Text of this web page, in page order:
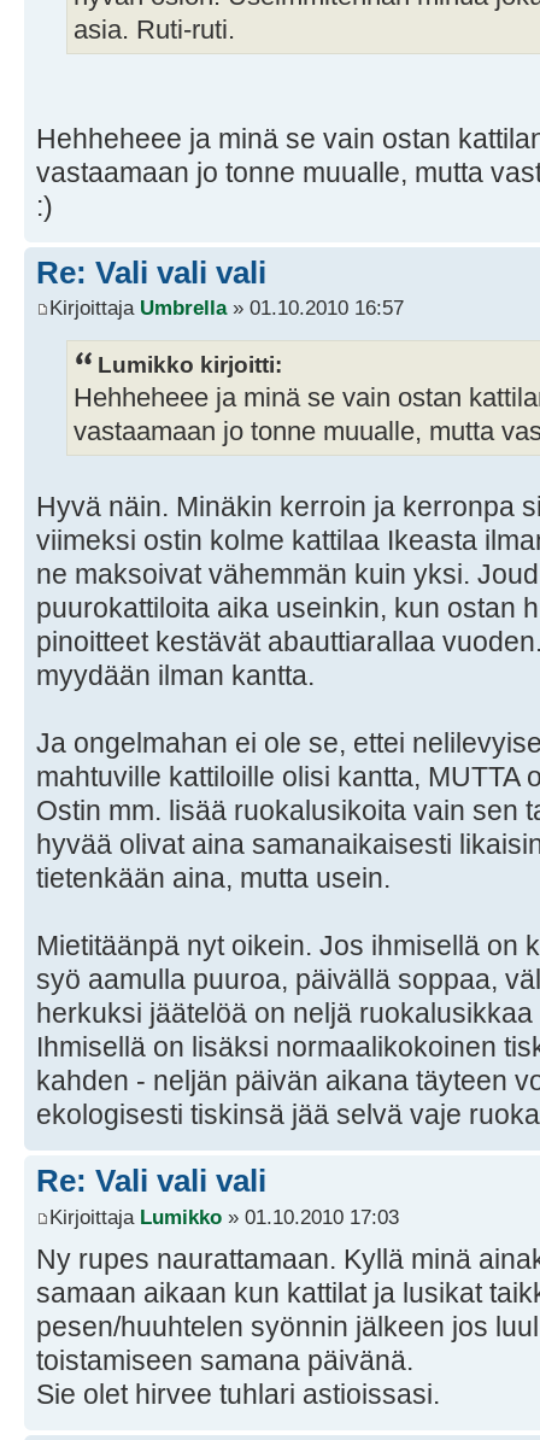
asia. Ruti-ruti.
Hehheheee ja minä se vain ostan
vastaamaan jo tonne muualle, mutta
:)
Re: Vali vali vali
Kirjoittaja Umbrella» 01.10.2010 16:57
Lumikko kirjoitti:
Hehheheee ja minä se vain ostan
vastaamaan jo tonne muualle, mutta
Hyvä näin. Minäkin kerroin ja kerronpa
viimeksi ostin kolme kattilaa Ikeasta
ne maksoivat vähemmän kuin yksi.
puurokattiloita aika useinkin, kun ostan
pinoitteet kestävät abauttiarallaa
myydään ilman kantta.
Ja ongelmahan ei ole se, ettei
mahtuville kattiloille olisi kantta, MUTTA
Ostin mm. lisää ruokalusikoita vain sen
hyvää olivat aina samanaikaisesti
tietenkään aina, mutta usein.
Mietitäänpä nyt oikein. Jos ihmisellä on
syö aamulla puuroa, päivällä soppaa,
herkuksi jäätelöä on neljä
Ihmisellä on lisäksi normaalikokoinen
kahden - neljän päivän aikana täyteen
ekologisesti tiskinsä jää selvä vaje
Re: Vali vali vali
Kirjoittaja Lumikko » 01.10.2010 17:03
Ny rupes naurattamaan. Kyllä minä
samaan aikaan kun kattilat ja lusikat
pesen/huuhtelen syönnin jälkeen jos
toistamiseen samana päivänä.
Sie olet hirvee tuhlari astioissasi.